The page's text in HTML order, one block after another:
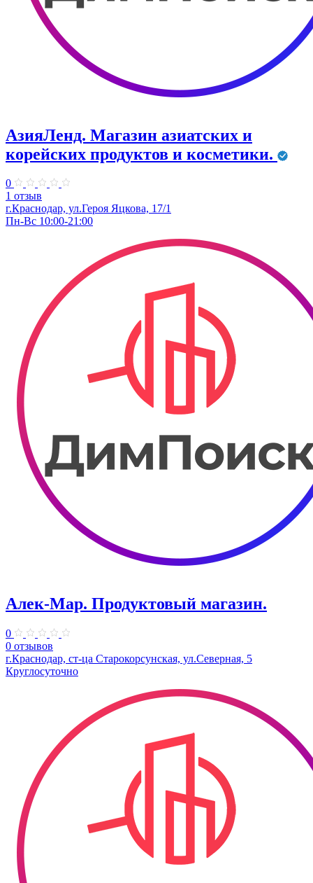
АзияЛенд. Магазин азиатских и
корейских продуктов и косметики.
0
1 отзыв
г.Краснодар, ул.Героя Яцкова, 17/1
Пн-Вс 10:00-21:00
Алек-Мар. Продуктовый магазин.
0
0 отзывов
г.Краснодар, ст-ца Старокорсунская, ул.Северная, 5
Круглосуточно